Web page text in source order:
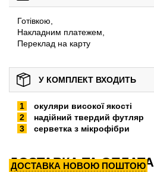
Готівкою,
Накладним платежем,
Переклад на карту
У КОМПЛЕКТ ВХОДИТЬ
окуляри високої якості
надійний твердий футляр
серветка з мікрофібри
ДОСТАВКА ТА ОПЛАТА
ДОСТАВКА НОВОЮ ПОШТОЮ